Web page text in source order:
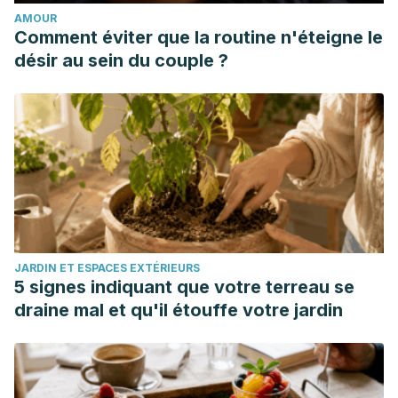
Nº. 7, 2017, págs. 20-41. Disponible en:
https://dialnet.unirioja.es/servlet/articulo?codigo=5838043
AMOUR
Comment éviter que la routine n'éteigne le
désir au sein du couple ?
JARDIN ET ESPACES EXTÉRIEURS
5 signes indiquant que votre terreau se
draine mal et qu'il étouffe votre jardin